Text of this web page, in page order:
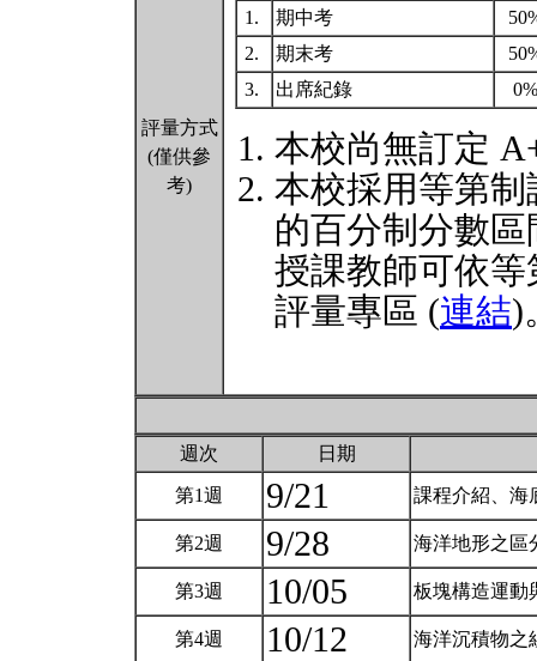
評量方式
(僅供參
考)
1.
期中考
2.
期末考
3.
出席紀錄
本校尚無訂定
本校採用等第
的百分制分數
授課教師可依
評量專區 (連結)
週次 日期
第1週 9/21 課程介紹、
第2週 9/28 海洋地形之區
第3週 10/05 板塊構造運
第4週 10/12 海洋沉積物